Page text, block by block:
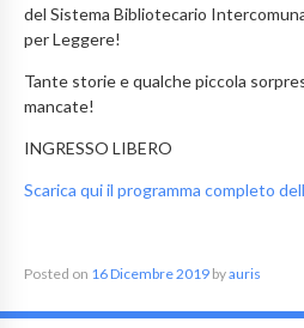
del Sistema Bibliotecario
per Leggere!
Tante storie e qualche piccola
mancate!
INGRESSO LIBERO
Scarica qui il programma completo
Posted on 16 Dicembre 2019 byauris